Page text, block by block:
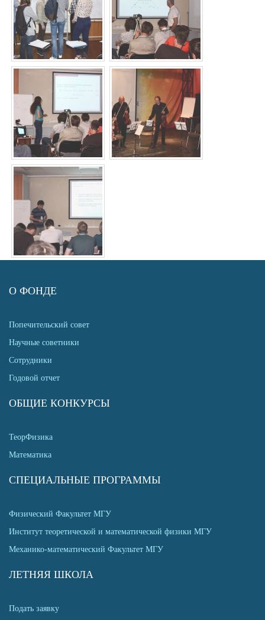
О ФОНДЕ
Попечительский совет
Научные советники
Сотрудники
Годовой отчет
ОБЩИЕ КОНКУРСЫ
ТеорФизика
Математика
СПЕЦИАЛЬНЫЕ ПРОГРАММЫ
Физический Факультет МГУ
Институт теоретической и математической физики МГУ
Механико-математический Факультет МГУ
ЛЕТНЯЯ ШКОЛА
Подать заявку